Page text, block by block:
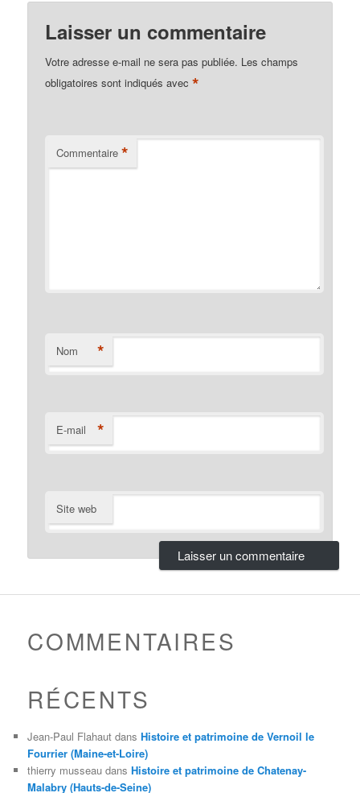
Laisser un commentaire
Votre adresse e-mail ne sera pas publiée. Les champs
obligatoires sont indiqués avec*
Commentaire *
Nom *
E-mail *
Site web
COMMENTAIRES
RÉCENTS
Jean-Paul Flahaut dansHistoire et patrimoine de Vernoil le
Fourrier (Maine-et-Loire)
thierry musseau dansHistoire et patrimoine de Chatenay-
Malabry (Hauts-de-Seine)